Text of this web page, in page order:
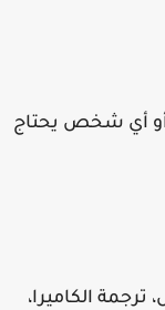
أي شخص يحتاج
الكاميرا،